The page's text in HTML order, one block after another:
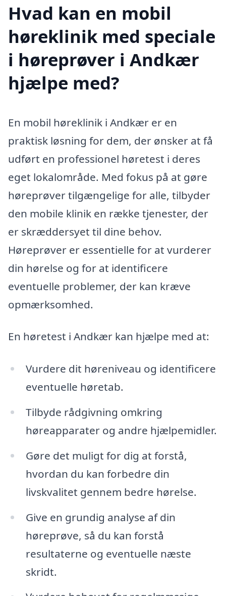
Hvad kan en mobil
høreklinik med speciale
i høreprøver i Andkær
hjælpe med?
En mobil høreklinik i Andkær er en
praktisk løsning for dem, der ønsker at få
udført en professionel høretest i deres
eget lokalområde. Med fokus på at gøre
høreprøver tilgængelige for alle, tilbyder
den mobile klinik en række tjenester, der
er skræddersyet til dine behov.
Høreprøver er essentielle for at vurderer
din hørelse og for at identificere
eventuelle problemer, der kan kræve
opmærksomhed.
En høretest i Andkær kan hjælpe med at:
Vurdere dit høreniveau og identificere
eventuelle høretab.
Tilbyde rådgivning omkring
høreapparater og andre hjælpemidler.
Gøre det muligt for dig at forstå,
hvordan du kan forbedre din
livskvalitet gennem bedre hørelse.
Give en grundig analyse af din
høreprøve, så du kan forstå
resultaterne og eventuelle næste
skridt.